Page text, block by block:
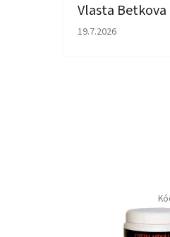
Vlasta Betkova
Hodnotenie
19.7.2026